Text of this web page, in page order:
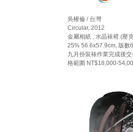
吳權倫 / 台灣
Circular, 2012
金屬相紙 , 水晶裱褙 (壓
25% 56.6x57.9cm, 版數6
九月份裝裱作業完成後
格範圍 NT$18,000-